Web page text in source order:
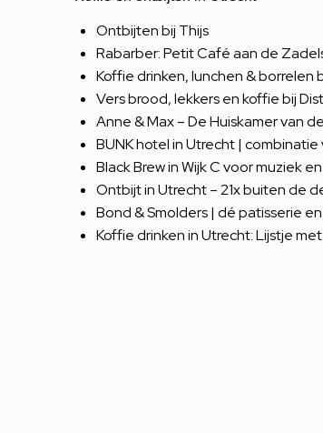
Ontbijten bij Thijs
Rabarber: Petit Café aan de
Koffie drinken, lunchen & borrelen
Vers brood, lekkers en koffie bij
Anne & Max – De Huiskamer van
BUNK hotel in Utrecht |
Black Brew in Wijk C voor muziek
Ontbijt in Utrecht – 21x buiten de
Bond & Smolders | dé patisserie
Koffie drinken in Utrecht: Lijstje